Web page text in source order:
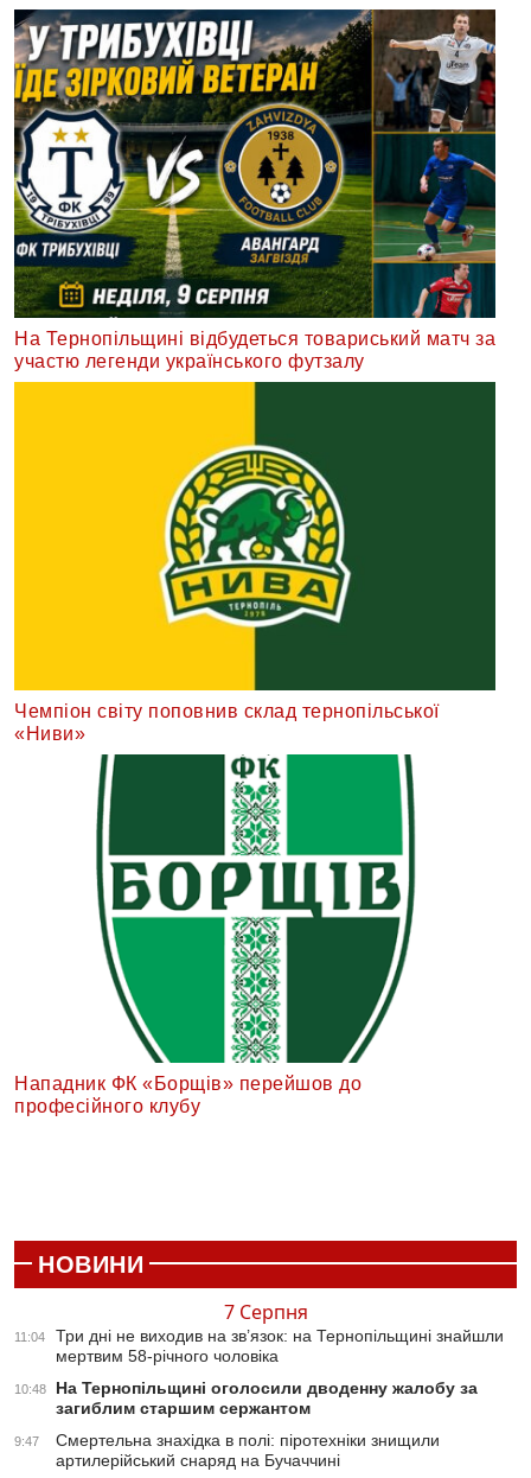
На Тернопільщині відбудеться товариський матч за
участю легенди українського футзалу
Чемпіон світу поповнив склад тернопільської
«Ниви»
Нападник ФК «Борщів» перейшов до
професійного клубу
НОВИНИ
7 Серпня
11:04
Три дні не виходив на зв’язок: на Тернопільщині знайшли
мертвим 58-річного чоловіка
10:48
На Тернопільщині оголосили дводенну жалобу за
загиблим старшим сержантом
9:47
Смертельна знахідка в полі: піротехніки знищили
артилерійський снаряд на Бучаччині